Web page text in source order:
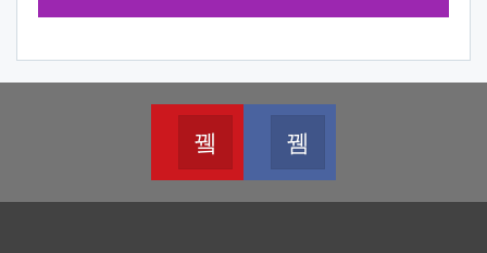
Facebook
Join us on Facebook